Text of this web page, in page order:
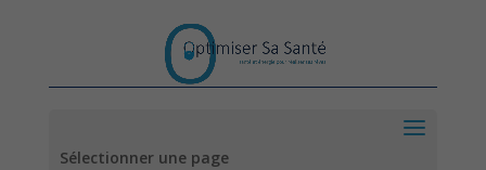
Sélectionner une page